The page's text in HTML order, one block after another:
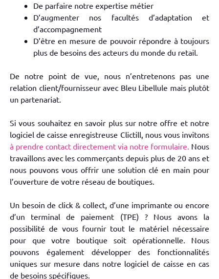
De parfaire notre expertise métier
D’augmenter nos facultés d’adaptation et
d’accompagnement
D’être en mesure de pouvoir répondre à toujours
plus de besoins des acteurs du monde du retail.
De notre point de vue, nous n’entretenons pas une
relation client/fournisseur avec Bleu Libellule mais plutôt
un partenariat.
Si vous souhaitez en savoir plus sur notre offre et notre
logiciel de caisse enregistreuse Clictill, nous vous invitons
à prendre contact directement via notre formulaire. Nous
travaillons avec les commerçants depuis plus de 20 ans et
nous pouvons vous offrir une solution clé en main pour
l’ouverture de votre réseau de boutiques.
Un besoin de click & collect, d’une imprimante ou encore
d’un terminal de paiement (TPE) ? Nous avons la
possibilité de vous fournir tout le matériel nécessaire
pour que votre boutique soit opérationnelle. Nous
pouvons également développer des fonctionnalités
uniques sur mesure dans notre logiciel de caisse en cas
de besoins spécifiques.